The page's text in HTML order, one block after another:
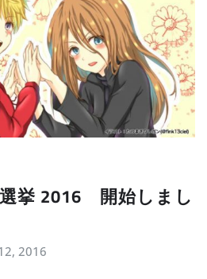
挙 2016 開始しまし
2016